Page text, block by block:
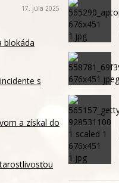
17. júla 2025
blokáda
s
a získal do